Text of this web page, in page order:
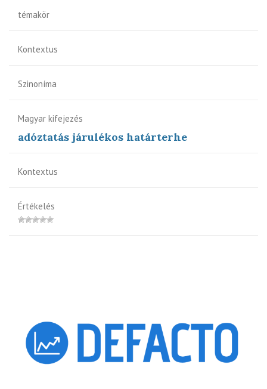
témakör
Kontextus
Szinoníma
Magyar kifejezés
adóztatás járulékos határterhe
Kontextus
Értékelés